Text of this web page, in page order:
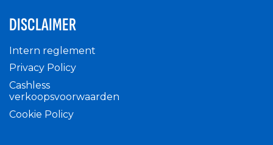
DISCLAIMER
Intern reglement
Privacy Policy
Cashless
verkoopsvoorwaarden
Cookie Policy